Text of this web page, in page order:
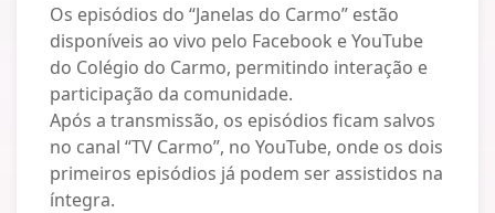
Os episódios do “Janelas do Carmo” estão
disponíveis ao vivo pelo Facebook e YouTube
do Colégio do Carmo, permitindo interação e
participação da comunidade.
Após a transmissão, os episódios ficam salvos
no canal “TV Carmo”, no YouTube, onde os dois
primeiros episódios já podem ser assistidos na
íntegra.